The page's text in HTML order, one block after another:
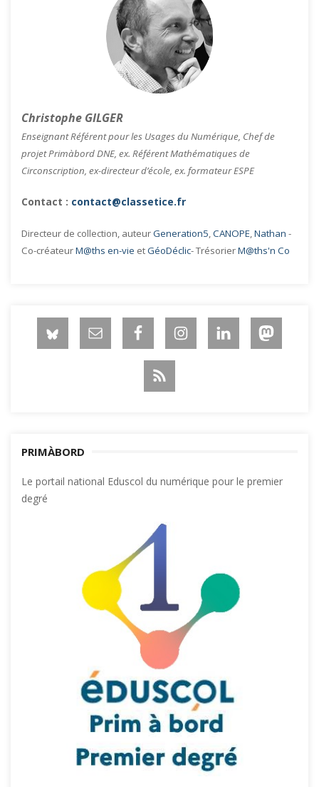
Christophe GILGER
Enseignant Référent pour les Usages du Numérique, Chef de
projet Primàbord DNE, ex. Référent Mathématiques de
Circonscription, ex-directeur d’école, ex. formateur ESPE
Contact : contact@classetice.fr
Directeur de collection, auteurGeneration5,CANOPE,Nathan -
Co-créateurM@ths en-vie etGéoDéclic- TrésorierM@ths'n Co
PRIMÀBORD
Le portail national Eduscol du numérique pour le premier
degré